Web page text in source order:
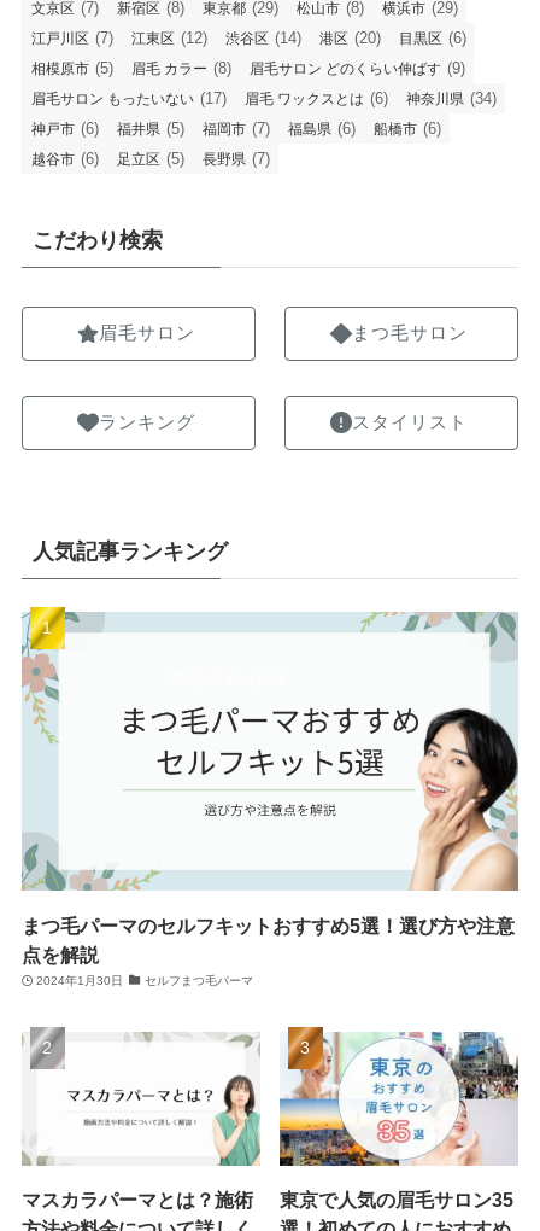
文京区 (7) 新宿区 (8) 東京都 (29) 松山市 (8) 横浜市 (29)
江戸川区 (7) 江東区 (12) 渋谷区 (14) 港区 (20) 目黒区 (6)
相模原市 (5) 眉毛 カラー (8) 眉毛サロン どのくらい伸ばす (9)
眉毛サロン もったいない (17) 眉毛 ワックスとは (6) 神奈川県 (34)
神戸市 (6) 福井県 (5) 福岡市 (7) 福島県 (6) 船橋市 (6)
越谷市 (6) 足立区 (5) 長野県 (7)
こだわり検索
眉毛サロン
ランキング
まつ毛サロン
スタイリスト
人気記事ランキング
まつ毛パーマのセルフキットおすすめ5選！選び方や注意
点を解説
2024年1月30日 セルフまつ毛パーマ
マスカラパーマとは？施術
東京で人気の眉毛サロン35